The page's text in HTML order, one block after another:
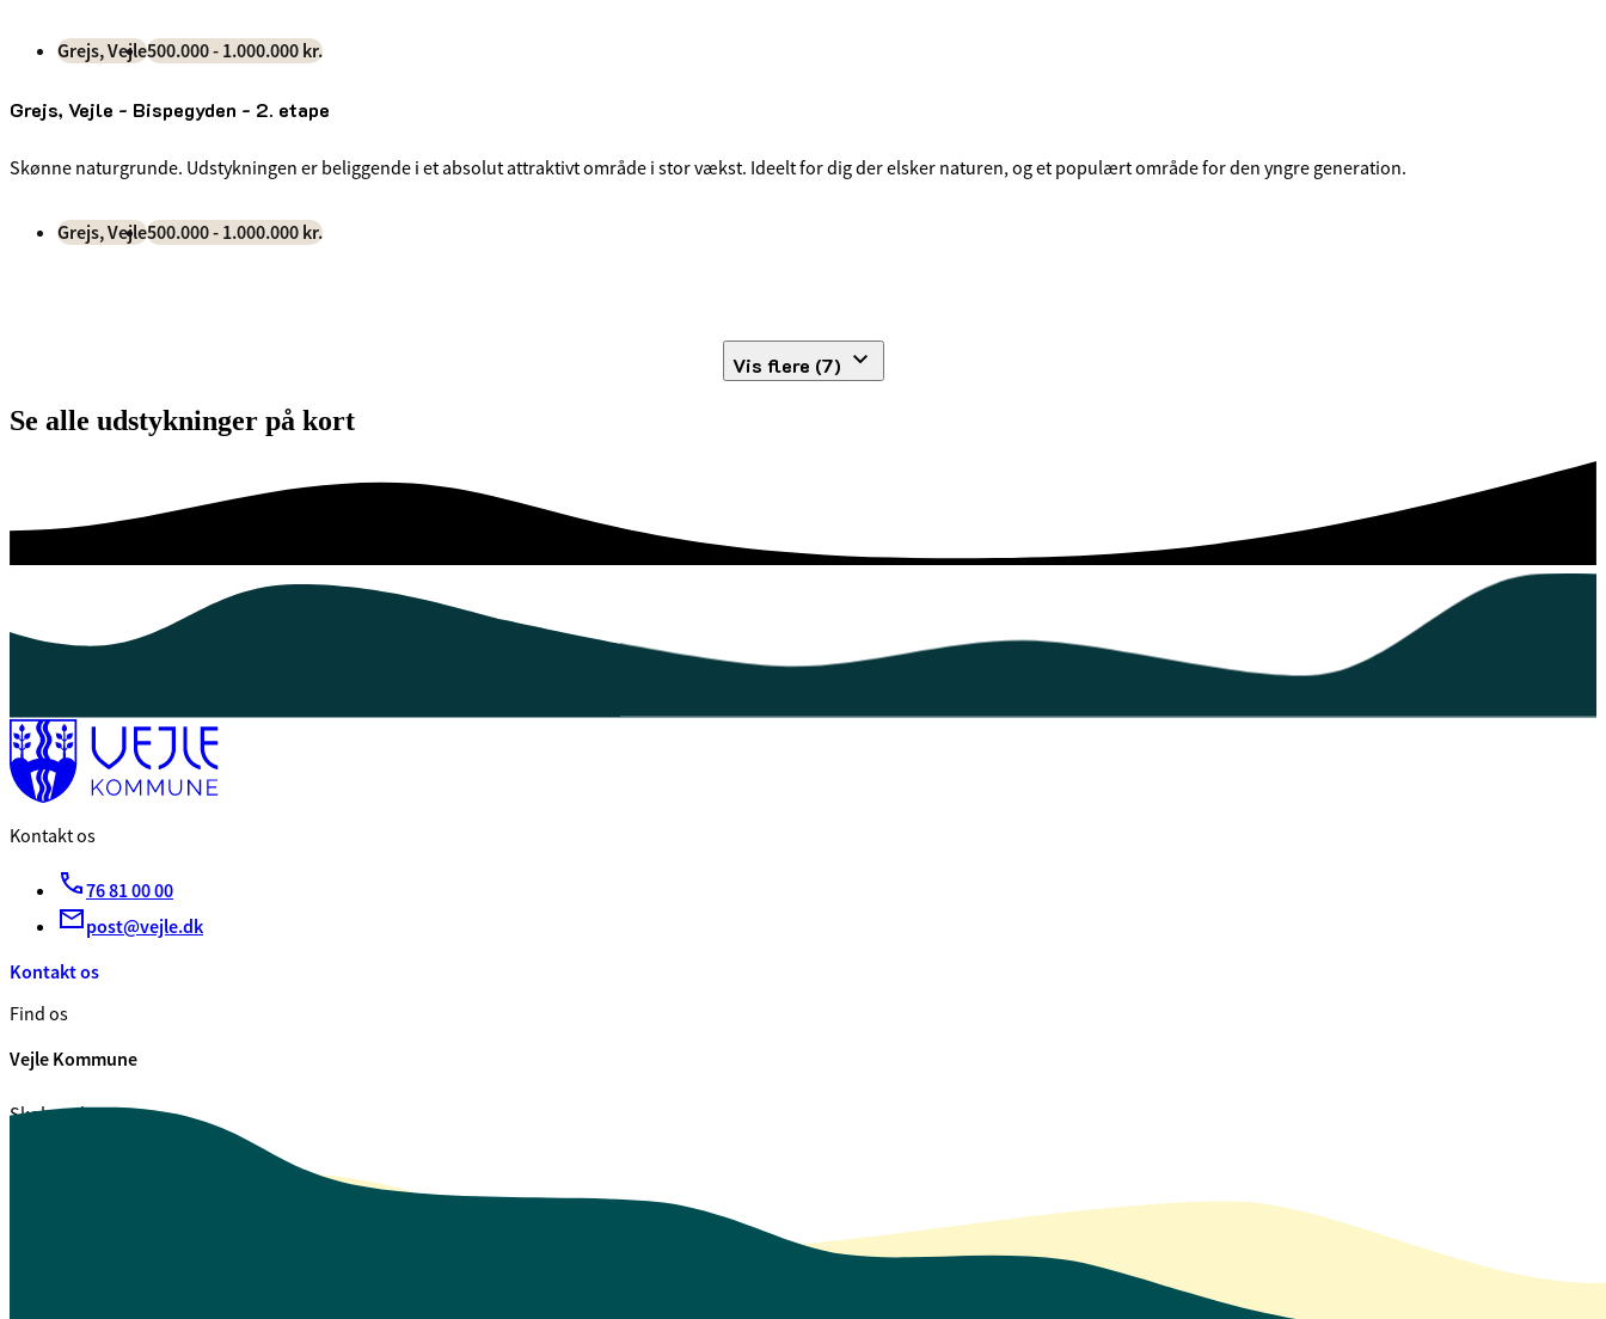
Grejs, Vejle500.000 - 1.000.000 kr.
Grejs, Vejle - Bispegyden - 2. etape
Skønne naturgrunde. Udstykningen er beliggende i et absolut attraktivt område i stor vækst. Ideelt for dig der elsker naturen, og et populært område for den yngre generation.
Grejs, Vejle500.000 - 1.000.000 kr.
Vis flere (7)
Se alle udstykninger på kort
Kontakt os
76 81 00 00
post@vejle.dk
Kontakt os
Find os
Vejle Kommune
Skolegade 1